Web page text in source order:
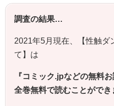
調査の結果…
2021年5月現在、【性触ダ
て】は
『コミック.jpなどの無料
全巻無料で読むことができ